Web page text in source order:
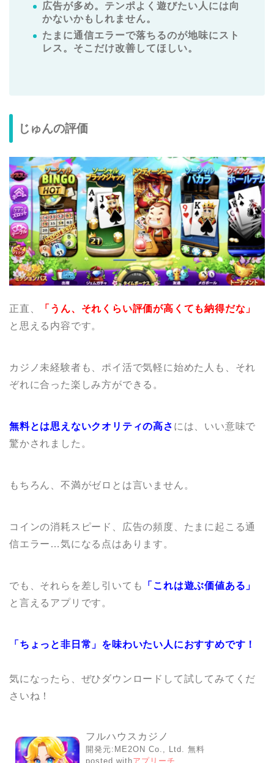
広告が多め。テンポよく遊びたい人には向
かないかもしれません。
たまに通信エラーで落ちるのが地味にスト
レス。そこだけ改善してほしい。
じゅんの評価
正直、
「うん、それくらい評価が高くても納得だな」
と思える内容です。
カジノ未経験者も、ポイ活で気軽に始めた人も、それ
ぞれに合った楽しみ方ができる。
無料とは思えないクオリティの高さ には、いい意味で
驚かされました。
もちろん、不満がゼロとは言いません。
コインの消耗スピード、広告の頻度、たまに起こる通
信エラー…気になる点はあります。
でも、それらを差し引いても
「これは遊ぶ価値ある」
と言えるアプリです。
「ちょっと非日常」を味わいたい人におすすめです！
気になったら、ぜひダウンロードして試してみてくだ
さいね！
フルハウスカジノ
開発元: ME2ON Co., Ltd. 無料
posted withアプリーチ